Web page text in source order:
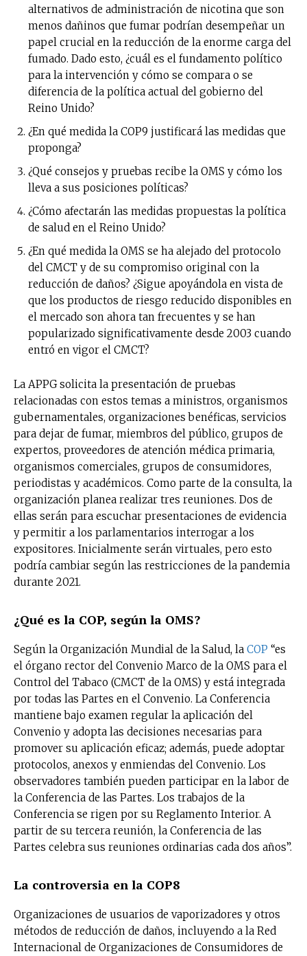
alternativos de administración de nicotina que son
menos dañinos que fumar podrían desempeñar un
papel crucial en la reducción de la enorme carga del
fumado. Dado esto, ¿cuál es el fundamento político
para la intervención y cómo se compara o se
diferencia de la política actual del gobierno del
Reino Unido?
¿En qué medida la COP9 justificará las medidas que
proponga?
¿Qué consejos y pruebas recibe la OMS y cómo los
lleva a sus posiciones políticas?
¿Cómo afectarán las medidas propuestas la política
de salud en el Reino Unido?
¿En qué medida la OMS se ha alejado del protocolo
del CMCT y de su compromiso original con la
reducción de daños? ¿Sigue apoyándola en vista de
que los productos de riesgo reducido disponibles en
el mercado son ahora tan frecuentes y se han
popularizado significativamente desde 2003 cuando
entró en vigor el CMCT?
La APPG solicita la presentación de pruebas
relacionadas con estos temas a ministros, organismos
gubernamentales, organizaciones benéficas, servicios
para dejar de fumar, miembros del público, grupos de
expertos, proveedores de atención médica primaria,
organismos comerciales, grupos de consumidores,
periodistas y académicos. Como parte de la consulta, la
organización planea realizar tres reuniones. Dos de
ellas serán para escuchar presentaciones de evidencia
y permitir a los parlamentarios interrogar a los
expositores. Inicialmente serán virtuales, pero esto
podría cambiar según las restricciones de la pandemia
durante 2021.
¿Qué es la COP, según la OMS?
Según la Organización Mundial de la Salud, la COP “es
el órgano rector del Convenio Marco de la OMS para el
Control del Tabaco (CMCT de la OMS) y está integrada
por todas las Partes en el Convenio. La Conferencia
mantiene bajo examen regular la aplicación del
Convenio y adopta las decisiones necesarias para
promover su aplicación eficaz; además, puede adoptar
protocolos, anexos y enmiendas del Convenio. Los
observadores también pueden participar en la labor de
la Conferencia de las Partes. Los trabajos de la
Conferencia se rigen por su Reglamento Interior. A
partir de su tercera reunión, la Conferencia de las
Partes celebra sus reuniones ordinarias cada dos años”.
La controversia en la COP8
Organizaciones de usuarios de vaporizadores y otros
métodos de reducción de daños, incluyendo a la Red
Internacional de Organizaciones de Consumidores de